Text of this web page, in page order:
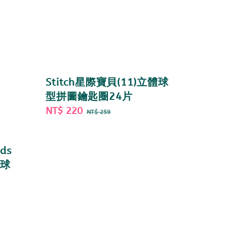
Stitch星際寶貝(11)立體球
型拼圖鑰匙圈24片
Sale
NT$ 220 Regular
NT$ 259